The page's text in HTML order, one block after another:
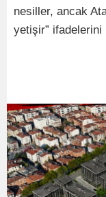
nesiller, ancak
yetişir” ifadelerini